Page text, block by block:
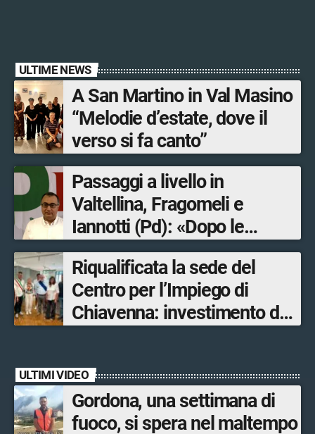
ULTIME NEWS
A San Martino in Val Masino
“Melodie d’estate, dove il
verso si fa canto”
Passaggi a livello in
Valtellina, Fragomeli e
Iannotti (Pd): «Dopo le
Olimpiadi solo un terzo delle
opere sostitutive sarà
ultimato entro il 2026»
Riqualificata la sede del
Centro per l’Impiego di
Chiavenna: investimento da
ULTIMI VIDEO
Gordona, una settimana di
fuoco, si spera nel maltempo